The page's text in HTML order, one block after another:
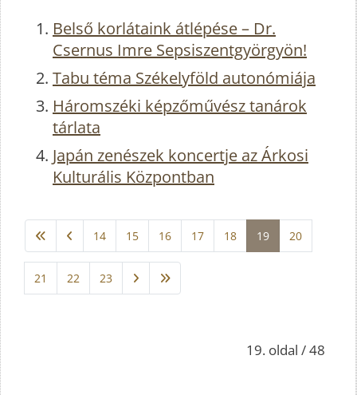
Belső korlátaink átlépése – Dr.
Csernus Imre Sepsiszentgyörgyön!
Tabu téma Székelyföld autonómiája
Háromszéki képzőművész tanárok
tárlata
Japán zenészek koncertje az Árkosi
Kulturális Központban
19. oldal / 48
14 15 16 17 18 19 20
21 22 23